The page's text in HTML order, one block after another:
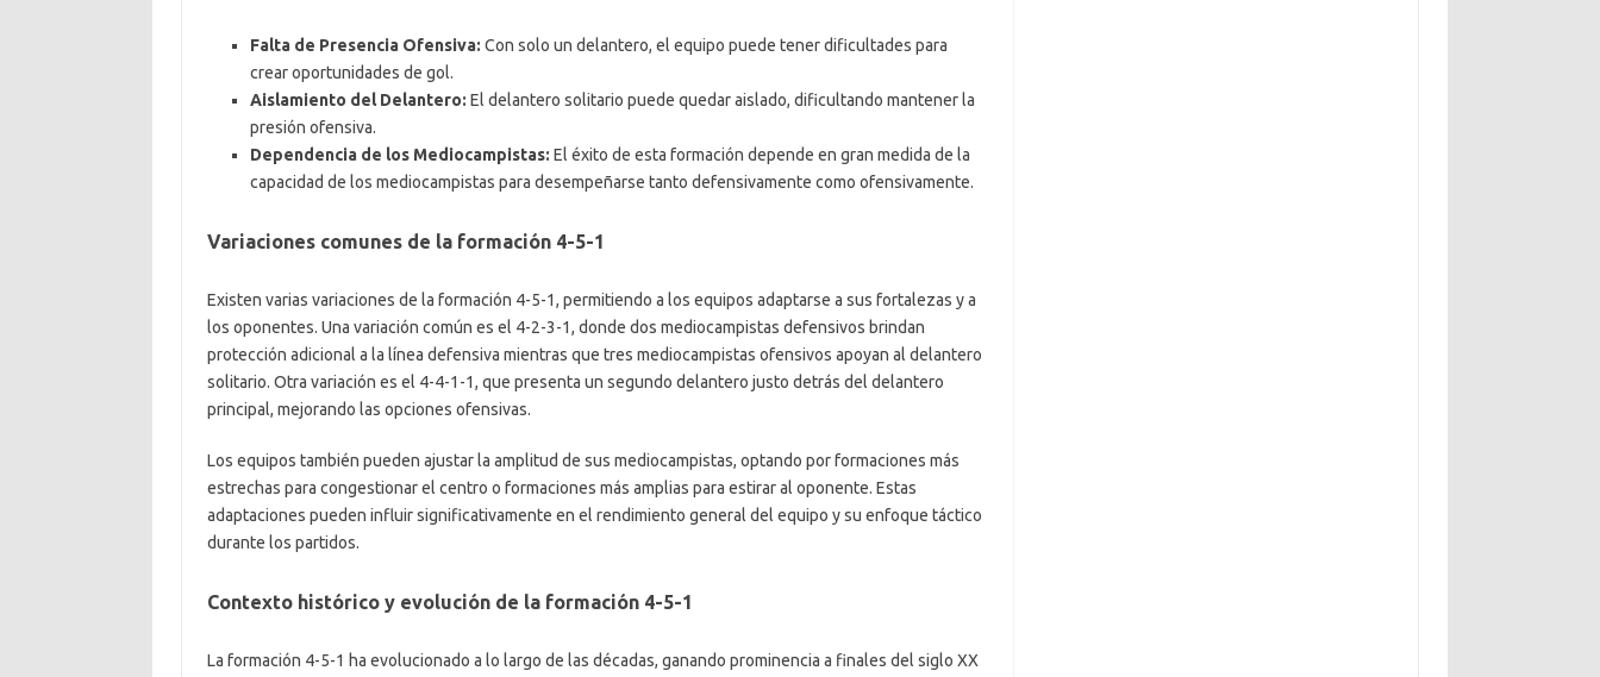
Falta de Presencia Ofensiva: Con solo un delantero, el equipo puede tener dificultades para
crear oportunidades de gol.
Aislamiento del Delantero: El delantero solitario puede quedar aislado, dificultando mantener la
presión ofensiva.
Dependencia de los Mediocampistas: El éxito de esta formación depende en gran medida de la
capacidad de los mediocampistas para desempeñarse tanto defensivamente como ofensivamente.
Variaciones comunes de la formación 4-5-1
Existen varias variaciones de la formación 4-5-1, permitiendo a los equipos adaptarse a sus fortalezas y a
los oponentes. Una variación común es el 4-2-3-1, donde dos mediocampistas defensivos brindan
protección adicional a la línea defensiva mientras que tres mediocampistas ofensivos apoyan al delantero
solitario. Otra variación es el 4-4-1-1, que presenta un segundo delantero justo detrás del delantero
principal, mejorando las opciones ofensivas.
Los equipos también pueden ajustar la amplitud de sus mediocampistas, optando por formaciones más
estrechas para congestionar el centro o formaciones más amplias para estirar al oponente. Estas
adaptaciones pueden influir significativamente en el rendimiento general del equipo y su enfoque táctico
durante los partidos.
Contexto histórico y evolución de la formación 4-5-1
La formación 4-5-1 ha evolucionado a lo largo de las décadas, ganando prominencia a finales del siglo XX